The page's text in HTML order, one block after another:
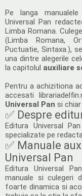
Pe langa
Universal Pan
Limba Romana.
(Limba Romana,
Puctuatie, Sintaxa.),
una dintre alegerile
la capitolul auxiliare
Pentru a achizitiona
accesati
Universal Pan si
✅ Despre
Editura Universal
specializate pe
✅ Manuale
Universal Pan
Editura Universal
manuale si culegeri
foarte dinamica si